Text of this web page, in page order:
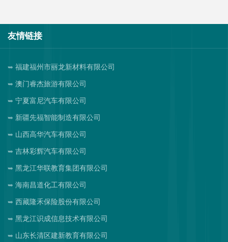
友情链接
福建福州市丽龙新材料有限公司
澳门睿杰旅游有限公司
宁夏富尼汽车有限公司
新疆先福智能制造有限公司
山西高华汽车有限公司
吉林彩辉汽车有限公司
黑龙江华联教育集团有限公司
海南昌道化工有限公司
西藏隆禾保险股份有限公司
黑龙江识成信息技术有限公司
山东长清区建新教育有限公司